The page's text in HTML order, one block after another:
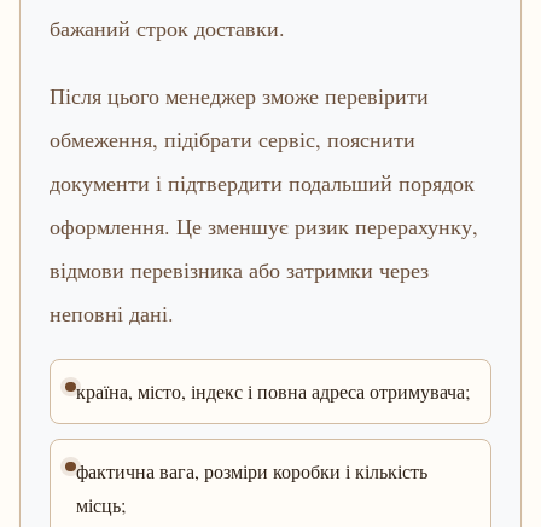
бажаний строк доставки.
Після цього менеджер зможе перевірити
обмеження, підібрати сервіс, пояснити
документи і підтвердити подальший порядок
оформлення. Це зменшує ризик перерахунку,
відмови перевізника або затримки через
неповні дані.
країна, місто, індекс і повна адреса отримувача;
фактична вага, розміри коробки і кількість
місць;